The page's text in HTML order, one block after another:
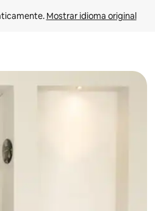
Mostrar idioma original